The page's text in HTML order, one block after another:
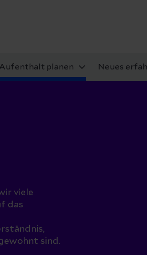
Aufenthalt planen Neues
viele
das
sind.